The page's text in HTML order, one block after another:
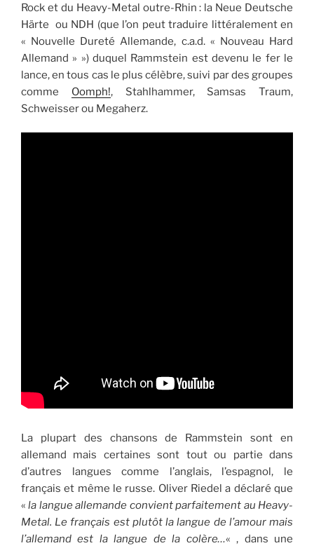
Rock et du Heavy-Metal outre-Rhin : la Neue Deutsche
Härte ou NDH (que l’on peut traduire littéralement en
« Nouvelle Dureté Allemande, c.a.d. « Nouveau Hard
Allemand » ») duquel Rammstein est devenu le fer le
lance, en tous cas le plus célèbre, suivi par des groupes
comme Oomph!, Stahlhammer, Samsas Traum,
Schweisser ou Megaherz.
La plupart des chansons de Rammstein sont en
allemand mais certaines sont tout ou partie dans
d’autres langues comme l’anglais, l’espagnol, le
français et même le russe. Oliver Riedel a déclaré que
«la langue allemande convient parfaitement au Heavy-
Metal. Le français est plutôt la langue de l’amour mais
l’allemand est la langue de la colère…« , dans une